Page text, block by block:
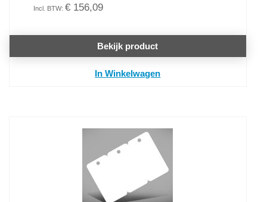
€ 156,09
Bekijk product
In Winkelwagen